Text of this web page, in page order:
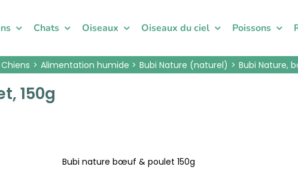
Chats Oiseaux Oiseaux du ciel Poissons
Chiens Alimentation humide Bubi Nature (naturel) Bubi Nature,
150g
Bubi nature bœuf & poulet 150g